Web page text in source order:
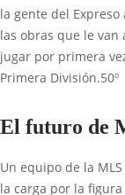
la gente del
las obras que le
jugar por primera
Primera División.50º
El futuro de
Un equipo de la
la carga por la